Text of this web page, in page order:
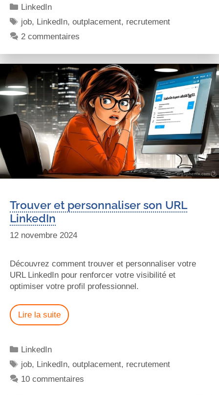
LinkedIn
job, LinkedIn,outplacement, recrutement
2 commentaires
Trouver et personnaliser son URL
LinkedIn
12 novembre 2024
Découvrez comment trouver et personnaliser votre
URL LinkedIn pour renforcer votre visibilité et
optimiser votre profil professionnel.
Lire la suite
LinkedIn
job, LinkedIn,outplacement, recrutement
10 commentaires